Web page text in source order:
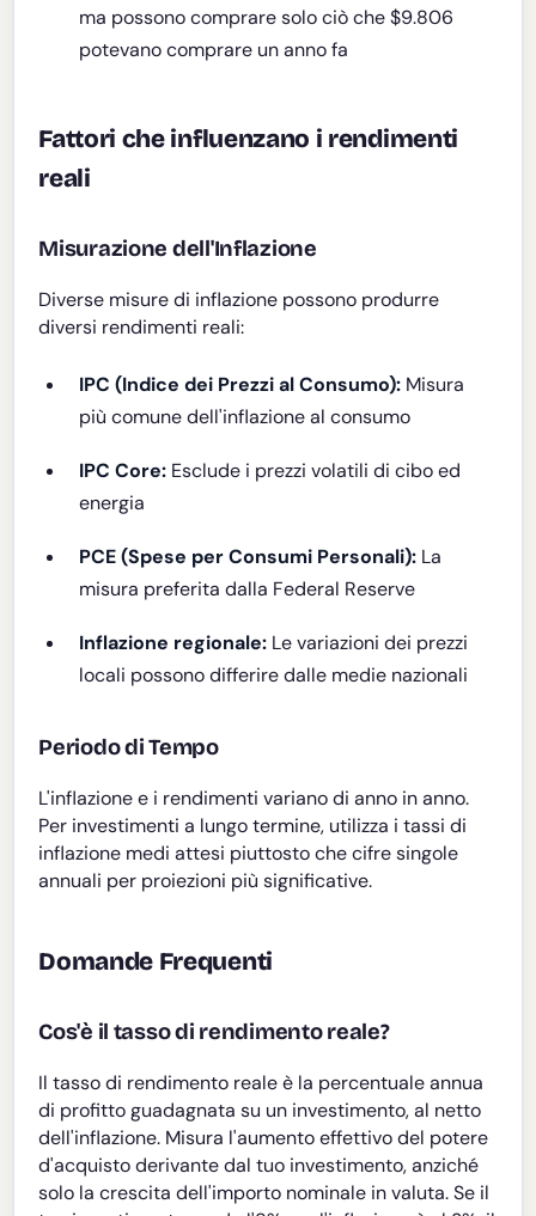
ma possono comprare solo ciò che $9.806
potevano comprare un anno fa
Fattori che influenzano i rendimenti
reali
Misurazione dell'Inflazione
Diverse misure di inflazione possono produrre
diversi rendimenti reali:
IPC (Indice dei Prezzi al Consumo): Misura
più comune dell'inflazione al consumo
IPC Core: Esclude i prezzi volatili di cibo ed
energia
PCE (Spese per Consumi Personali): La
misura preferita dalla Federal Reserve
Inflazione regionale: Le variazioni dei prezzi
locali possono differire dalle medie nazionali
Periodo di Tempo
L'inflazione e i rendimenti variano di anno in anno.
Per investimenti a lungo termine, utilizza i tassi di
inflazione medi attesi piuttosto che cifre singole
annuali per proiezioni più significative.
Domande Frequenti
Cos'è il tasso di rendimento reale?
Il tasso di rendimento reale è la percentuale annua
di profitto guadagnata su un investimento, al netto
dell'inflazione. Misura l'aumento effettivo del potere
d'acquisto derivante dal tuo investimento, anziché
solo la crescita dell'importo nominale in valuta. Se il